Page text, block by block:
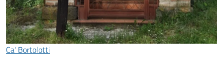
Ca' Bortolotti